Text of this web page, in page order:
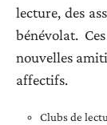
lecture, des
bénévolat.
nouvelles
affectifs.
Clubs de